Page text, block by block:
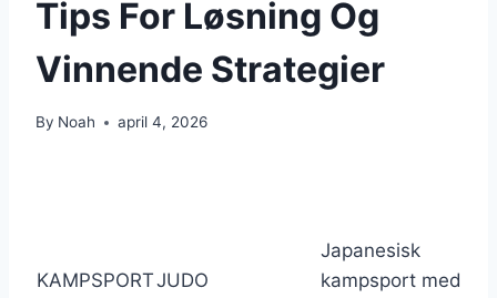
Tips For Løsning Og
Vinnende Strategier
By Noah april 4, 2026
KAMPSPORTJUDO
Japanesisk
kampsport med